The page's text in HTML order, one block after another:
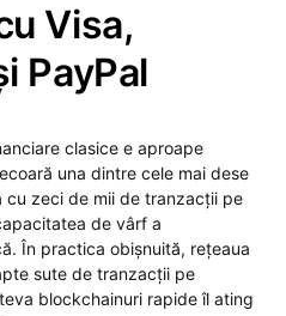
Visa,
PayPal
clasice e aproape
una dintre cele mai dese
cu zeci de mii de tranzacții pe
de vârf a
În practica obișnuită, rețeaua
sute de tranzacții pe
blockchainuri rapide îl ating